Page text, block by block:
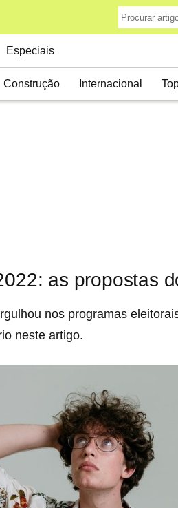
Construção Internacional
Especiais
as propostas
nos programas
neste artigo.